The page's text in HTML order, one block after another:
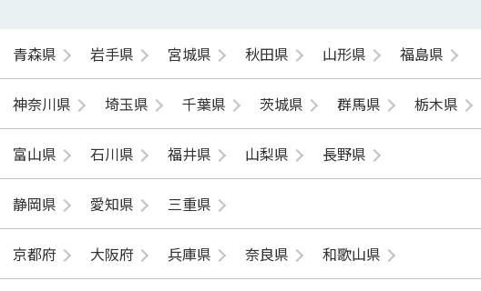
青森県 岩手県 宮城県 秋田県 山形県 福島県
神奈川県 埼玉県 千葉県 茨城県 群馬県 栃木県
富山県 石川県 福井県 山梨県 長野県
静岡県 愛知県 三重県
京都府 大阪府 兵庫県 奈良県 和歌山県